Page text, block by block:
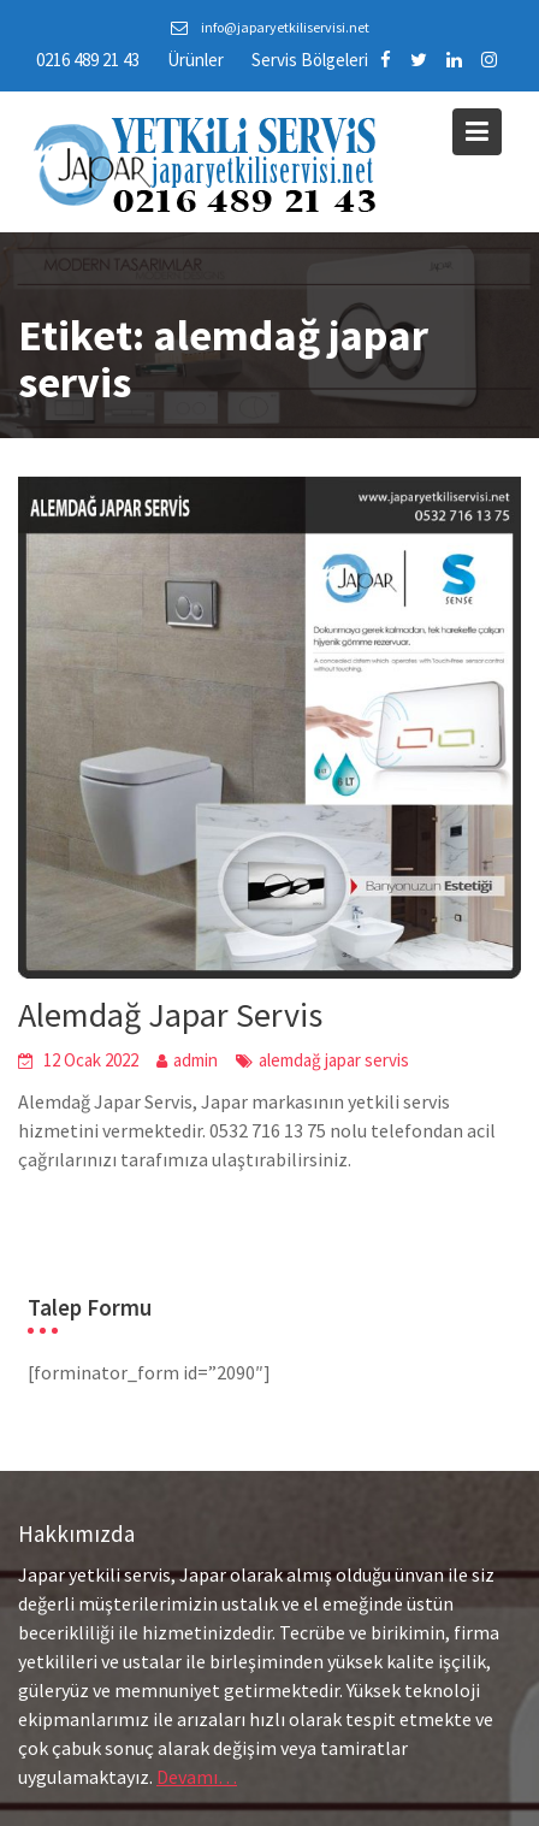
content
info@japaryetkiliservisi.net
0216 489 21 43 Ürünler Servis Bölgeleri
Etiket: alemdağ japar
servis
Alemdağ Japar Servis
12 Ocak 2022 admin alemdağ japar servis
Alemdağ Japar Servis, Japar markasının yetkili servis
hizmetini vermektedir. 0532 716 13 75 nolu telefondan acil
çağrılarınızı tarafımıza ulaştırabilirsiniz.
Talep Formu
[forminator_form id=”2090″]
Hakkımızda
Japar yetkili servis, Japar olarak almış olduğu ünvan ile siz
değerli müşterilerimizin ustalık ve el emeğinde üstün
becerikliliği ile hizmetinizdedir. Tecrübe ve birikimin, firma
yetkilileri ve ustalar ile birleşiminden yüksek kalite işçilik,
güleryüz ve memnuniyet getirmektedir. Yüksek teknoloji
ekipmanlarımız ile arızaları hızlı olarak tespit etmekte ve
çok çabuk sonuç alarak değişim veya tamiratlar
uygulamaktayız. Devamı…